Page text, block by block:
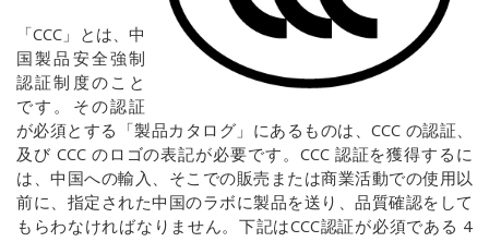
「CCC 」とは、中
国製品安全強制
認証制度のこと
です。その認証
が必須とする「製品カタログ」にあるものは、CCC の認証、
及び CCC のロゴの表記が必要です。 CCC 認証を獲得するに
は、中国への輸入、そこでの販売または商業活動での使用以
前に、指定された中国のラボに製品を送り、品質確認をして
もらわなければなりません。下記はCCC認証が必須である 4